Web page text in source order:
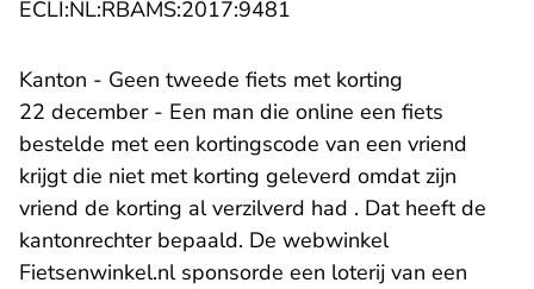
ECLI:NL:RBAMS:2017:9481
Kanton - Geen tweede fiets met korting
22 december - Een man die online een fiets
bestelde met een kortingscode van een vriend
krijgt die niet met korting geleverd omdat zijn
vriend de korting al verzilverd had . Dat heeft de
kantonrechter bepaald. De webwinkel
Fietsenwinkel.nl sponsorde een loterij van een